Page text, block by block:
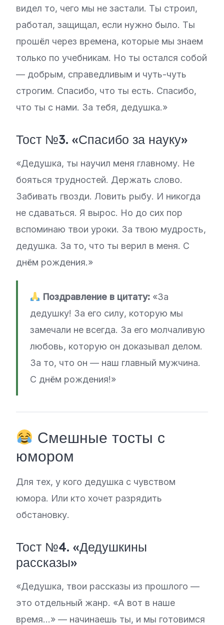
видел то, чего мы не застали. Ты строил,
работал, защищал, если нужно было. Ты
прошёл через времена, которые мы знаем
только по учебникам. Но ты остался собой
— добрым, справедливым и чуть-чуть
строгим. Спасибо, что ты есть. Спасибо,
что ты с нами. За тебя, дедушка.»
Тост №3. «Спасибо за науку»
«Дедушка, ты научил меня главному. Не
бояться трудностей. Держать слово.
Забивать гвозди. Ловить рыбу. И никогда
не сдаваться. Я вырос. Но до сих пор
вспоминаю твои уроки. За твою мудрость,
дедушка. За то, что ты верил в меня. С
днём рождения.»
Поздравление в цитату:«За
дедушку! За его силу, которую мы
замечали не всегда. За его молчаливую
любовь, которую он доказывал делом.
За то, что он — наш главный мужчина.
С днём рождения!»
Смешные тосты с
юмором
Для тех, у кого дедушка с чувством
юмора. Или кто хочет разрядить
обстановку.
Тост №4. «Дедушкины
рассказы»
«Дедушка, твои рассказы из прошлого —
это отдельный жанр. «А вот в наше
время…» — начинаешь ты, и мы готовимся